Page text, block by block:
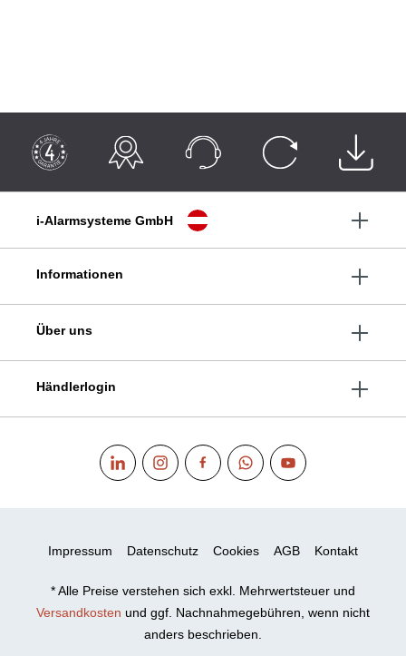
i-Alarmsysteme GmbH
Informationen
Über uns
Händlerlogin
Impressum Datenschutz Cookies AGB Kontakt
* Alle Preise verstehen sich exkl. Mehrwertsteuer und
Versandkosten und ggf. Nachnahmegebühren, wenn nicht
anders beschrieben.